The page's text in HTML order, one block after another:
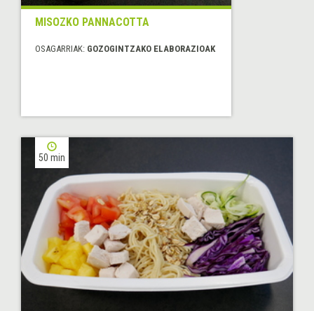
MISOZKO PANNACOTTA
OSAGARRIAK: GOZOGINTZAKO ELABORAZIOAK
50 min